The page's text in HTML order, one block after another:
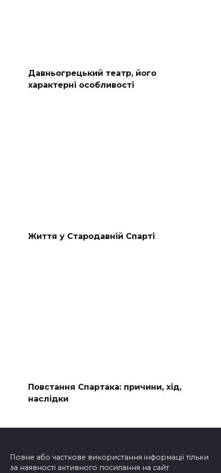
Давньогрецький театр, його
характерні особливості
Життя у Стародавній Спарті
Повстання Спартака: причини, хід,
наслідки
Повне або часткове використання інформації тільки
за наявності активного посилання на сайт